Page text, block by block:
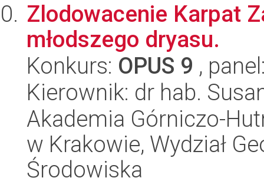
Zlodowacenie Karpat
młodszego dryasu.
Konkurs: OPUS 9 ,
Kierownik: dr hab.
Akademia Górniczo-
w Krakowie, Wydział
Środowiska